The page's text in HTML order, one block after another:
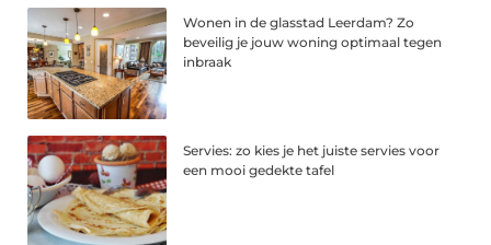
Wonen in de glasstad Leerdam? Zo
beveilig je jouw woning optimaal tegen
inbraak
Servies: zo kies je het juiste servies voor
een mooi gedekte tafel